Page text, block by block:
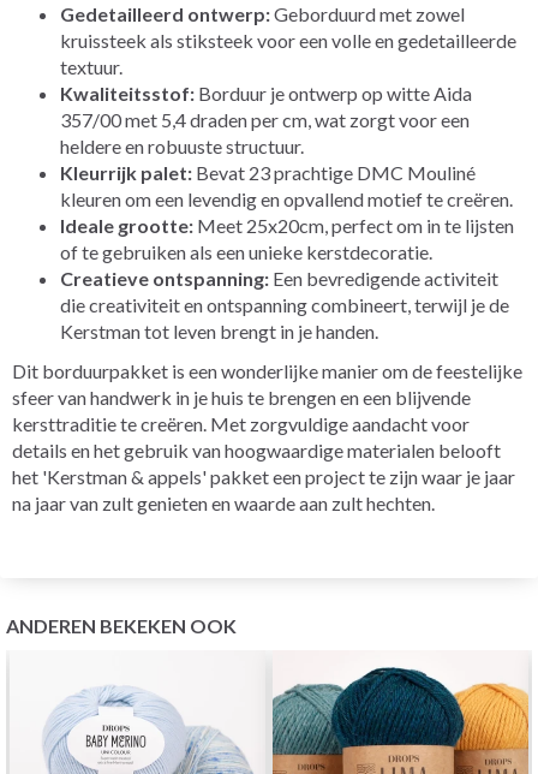
Gedetailleerd ontwerp:Geborduurd met zowel
kruissteek als stiksteek voor een volle en gedetailleerde
textuur.
Kwaliteitsstof: Borduur je ontwerp op witte Aida
357/00 met 5,4 draden per cm, wat zorgt voor een
heldere en robuuste structuur.
Kleurrijk palet: Bevat 23 prachtige DMC Mouliné
kleuren om een levendig en opvallend motief te creëren.
Ideale grootte: Meet 25x20cm, perfect om in te lijsten
of te gebruiken als een unieke kerstdecoratie.
Creatieve ontspanning: Een bevredigende activiteit
die creativiteit en ontspanning combineert, terwijl je de
Kerstman tot leven brengt in je handen.
Dit borduurpakket is een wonderlijke manier om de feestelijke
sfeer van handwerk in je huis te brengen en een blijvende
kersttraditie te creëren. Met zorgvuldige aandacht voor
details en het gebruik van hoogwaardige materialen belooft
het 'Kerstman & appels' pakket een project te zijn waar je jaar
na jaar van zult genieten en waarde aan zult hechten.
ANDEREN BEKEKEN OOK